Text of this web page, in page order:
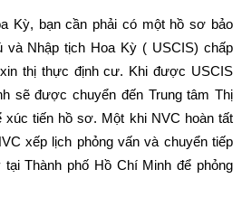
Kỳ, bạn cần phải có một hồ sơ bảo
Nhập tịch Hoa Kỳ ( USCIS) chấp
thị thực định cư. Khi được USCIS
sẽ được chuyển đến Trung tâm Thị
tiến hồ sơ. Một khi NVC hoàn tất
xếp lịch phỏng vấn và chuyển tiếp
Thành phố Hồ Chí Minh để phỏng